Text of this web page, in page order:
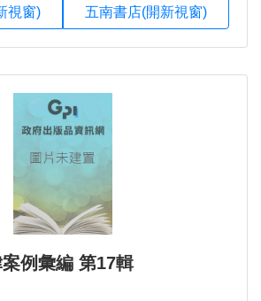
視窗) 五南書店(開新視窗)
例彙編 第17輯